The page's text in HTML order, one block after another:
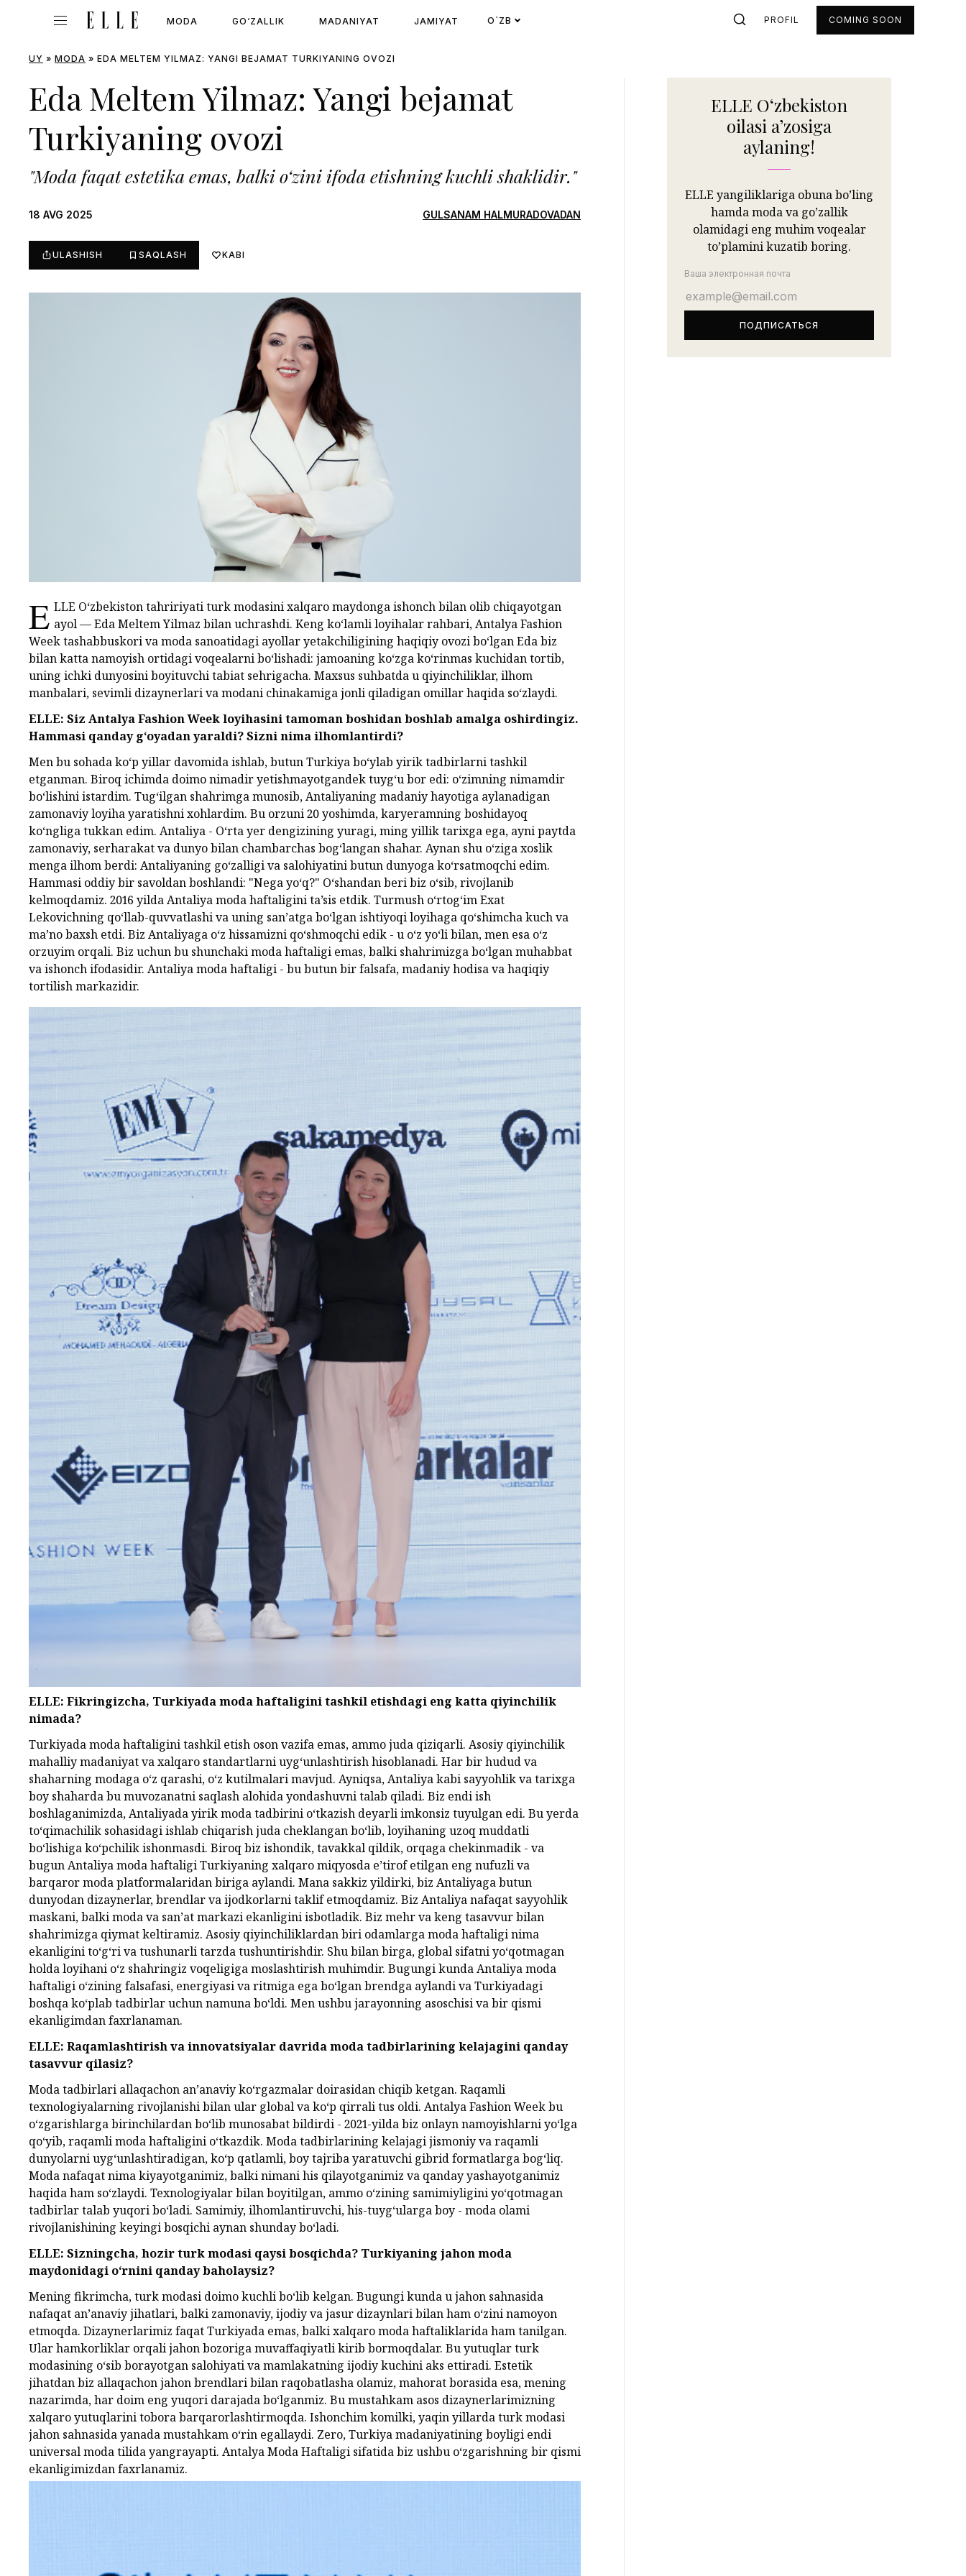
MODA GO‘ZALLIK MADANIYAT JAMIYAT O`ZB PROFIL COMING SOON
UY » MODA » EDA MELTEM YILMAZ: YANGI BEJAMAT TURKIYANING OVOZI
Eda Meltem Yilmaz: Yangi bejamat
Turkiyaning ovozi
"Moda faqat estetika emas, balki o‘zini ifoda etishning kuchli shaklidir."
18 AVG 2025 GULSANAM HALMURADOVADAN
ULASHISH SAQLASH KABI
E LLE O‘zbekiston tahririyati turk modasini xalqaro maydonga ishonch bilan olib chiqayotgan
ayol — Eda Meltem Yilmaz bilan uchrashdi. Keng ko‘lamli loyihalar rahbari, Antalya Fashion
Week tashabbuskori va moda sanoatidagi ayollar yetakchiligining haqiqiy ovozi bo‘lgan Eda biz
bilan katta namoyish ortidagi voqealarni bo‘lishadi: jamoaning ko‘zga ko‘rinmas kuchidan tortib,
uning ichki dunyosini boyituvchi tabiat sehrigacha. Maxsus suhbatda u qiyinchiliklar, ilhom
manbalari, sevimli dizaynerlari va modani chinakamiga jonli qiladigan omillar haqida so‘zlaydi.
ELLE: Siz Antalya Fashion Week loyihasini tamoman boshidan boshlab amalga oshirdingiz.
Hammasi qanday g‘oyadan yaraldi? Sizni nima ilhomlantirdi?
Men bu sohada ko‘p yillar davomida ishlab, butun Turkiya bo‘ylab yirik tadbirlarni tashkil
etganman. Biroq ichimda doimo nimadir yetishmayotgandek tuyg‘u bor edi: o‘zimning nimamdir
bo‘lishini istardim. Tug‘ilgan shahrimga munosib, Antaliyaning madaniy hayotiga aylanadigan
zamonaviy loyiha yaratishni xohlardim. Bu orzuni 20 yoshimda, karyeramning boshidayoq
ko‘ngliga tukkan edim. Antaliya - O‘rta yer dengizining yuragi, ming yillik tarixga ega, ayni paytda
zamonaviy, serharakat va dunyo bilan chambarchas bog‘langan shahar. Aynan shu o‘ziga xoslik
menga ilhom berdi: Antaliyaning go‘zalligi va salohiyatini butun dunyoga ko‘rsatmoqchi edim.
Hammasi oddiy bir savoldan boshlandi: "Nega yo‘q?" O‘shandan beri biz o‘sib, rivojlanib
kelmoqdamiz. 2016 yilda Antaliya moda haftaligini ta’sis etdik. Turmush o‘rtog‘im Exat
Lekovichning qo‘llab-quvvatlashi va uning san’atga bo‘lgan ishtiyoqi loyihaga qo‘shimcha kuch va
ma’no baxsh etdi. Biz Antaliyaga o‘z hissamizni qo‘shmoqchi edik - u o‘z yo‘li bilan, men esa o‘z
orzuyim orqali. Biz uchun bu shunchaki moda haftaligi emas, balki shahrimizga bo‘lgan muhabbat
va ishonch ifodasidir. Antaliya moda haftaligi - bu butun bir falsafa, madaniy hodisa va haqiqiy
tortilish markazidir.
ELLE: Fikringizcha, Turkiyada moda haftaligini tashkil etishdagi eng katta qiyinchilik
nimada?
Turkiyada moda haftaligini tashkil etish oson vazifa emas, ammo juda qiziqarli. Asosiy qiyinchilik
mahalliy madaniyat va xalqaro standartlarni uyg‘unlashtirish hisoblanadi. Har bir hudud va
shaharning modaga o‘z qarashi, o‘z kutilmalari mavjud. Ayniqsa, Antaliya kabi sayyohlik va tarixga
boy shaharda bu muvozanatni saqlash alohida yondashuvni talab qiladi. Biz endi ish
boshlaganimizda, Antaliyada yirik moda tadbirini o‘tkazish deyarli imkonsiz tuyulgan edi. Bu yerda
to‘qimachilik sohasidagi ishlab chiqarish juda cheklangan bo‘lib, loyihaning uzoq muddatli
bo‘lishiga ko‘pchilik ishonmasdi. Biroq biz ishondik, tavakkal qildik, orqaga chekinmadik - va
bugun Antaliya moda haftaligi Turkiyaning xalqaro miqyosda e’tirof etilgan eng nufuzli va
barqaror moda platformalaridan biriga aylandi. Mana sakkiz yildirki, biz Antaliyaga butun
dunyodan dizaynerlar, brendlar va ijodkorlarni taklif etmoqdamiz. Biz Antaliya nafaqat sayyohlik
maskani, balki moda va san’at markazi ekanligini isbotladik. Biz mehr va keng tasavvur bilan
shahrimizga qiymat keltiramiz. Asosiy qiyinchiliklardan biri odamlarga moda haftaligi nima
ekanligini to‘g‘ri va tushunarli tarzda tushuntirishdir. Shu bilan birga, global sifatni yo‘qotmagan
holda loyihani o‘z shahringiz voqeligiga moslashtirish muhimdir. Bugungi kunda Antaliya moda
haftaligi o‘zining falsafasi, energiyasi va ritmiga ega bo‘lgan brendga aylandi va Turkiyadagi
boshqa ko‘plab tadbirlar uchun namuna bo‘ldi. Men ushbu jarayonning asoschisi va bir qismi
ekanligimdan faxrlanaman.
ELLE: Raqamlashtirish va innovatsiyalar davrida moda tadbirlarining kelajagini qanday
tasavvur qilasiz?
Moda tadbirlari allaqachon an’anaviy ko‘rgazmalar doirasidan chiqib ketgan. Raqamli
texnologiyalarning rivojlanishi bilan ular global va ko‘p qirrali tus oldi. Antalya Fashion Week bu
o‘zgarishlarga birinchilardan bo‘lib munosabat bildirdi - 2021-yilda biz onlayn namoyishlarni yo‘lga
qo‘yib, raqamli moda haftaligini o‘tkazdik. Moda tadbirlarining kelajagi jismoniy va raqamli
dunyolarni uyg‘unlashtiradigan, ko‘p qatlamli, boy tajriba yaratuvchi gibrid formatlarga bog‘liq.
Moda nafaqat nima kiyayotganimiz, balki nimani his qilayotganimiz va qanday yashayotganimiz
haqida ham so‘zlaydi. Texnologiyalar bilan boyitilgan, ammo o‘zining samimiyligini yo‘qotmagan
tadbirlar talab yuqori bo‘ladi. Samimiy, ilhomlantiruvchi, his-tuyg‘ularga boy - moda olami
rivojlanishining keyingi bosqichi aynan shunday bo‘ladi.
ELLE: Sizningcha, hozir turk modasi qaysi bosqichda? Turkiyaning jahon moda
maydonidagi o‘rnini qanday baholaysiz?
Mening fikrimcha, turk modasi doimo kuchli bo‘lib kelgan. Bugungi kunda u jahon sahnasida
nafaqat an’anaviy jihatlari, balki zamonaviy, ijodiy va jasur dizaynlari bilan ham o‘zini namoyon
etmoqda. Dizaynerlarimiz faqat Turkiyada emas, balki xalqaro moda haftaliklarida ham tanilgan.
Ular hamkorliklar orqali jahon bozoriga muvaffaqiyatli kirib bormoqdalar. Bu yutuqlar turk
modasining o‘sib borayotgan salohiyati va mamlakatning ijodiy kuchini aks ettiradi. Estetik
jihatdan biz allaqachon jahon brendlari bilan raqobatlasha olamiz, mahorat borasida esa, mening
nazarimda, har doim eng yuqori darajada bo‘lganmiz. Bu mustahkam asos dizaynerlarimizning
xalqaro yutuqlarini tobora barqarorlashtirmoqda. Ishonchim komilki, yaqin yillarda turk modasi
jahon sahnasida yanada mustahkam o‘rin egallaydi. Zero, Turkiya madaniyatining boyligi endi
universal moda tilida yangrayapti. Antalya Moda Haftaligi sifatida biz ushbu o‘zgarishning bir qismi
ekanligimizdan faxrlanamiz.
ELLE Oʻzbekiston
oilasi aʼzosiga
aylaning!
ELLE yangiliklariga obuna bo’ling
hamda moda va go’zallik
olamidagi eng muhim voqealar
to’plamini kuzatib boring.
Ваша электронная почта